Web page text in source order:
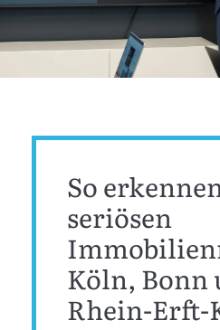
So
seriösen
Köln, Bonn
Rhein-Erft-